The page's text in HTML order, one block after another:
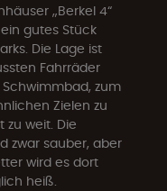
„Berkel 4“
gutes Stück
Die Lage ist
Fahrräder
zum
Zielen zu
zu weit. Die
zwar sauber, aber
wird es dort
heiß.